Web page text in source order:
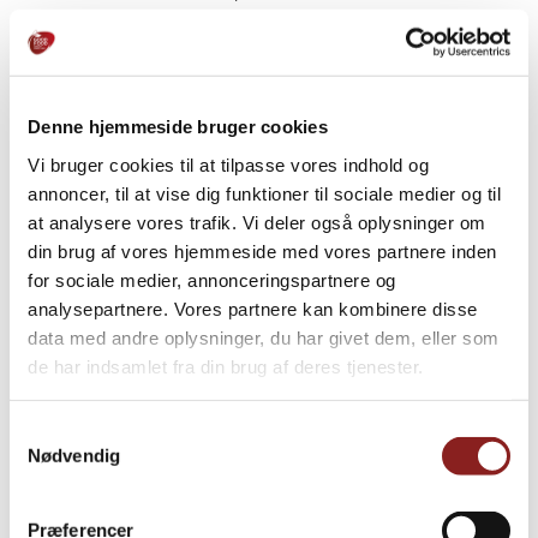
Denne hjemmeside bruger cookies
Vi bruger cookies til at tilpasse vores indhold og
annoncer, til at vise dig funktioner til sociale medier og til
at analysere vores trafik. Vi deler også oplysninger om
din brug af vores hjemmeside med vores partnere inden
for sociale medier, annonceringspartnere og
analysepartnere. Vores partnere kan kombinere disse
data med andre oplysninger, du har givet dem, eller som
de har indsamlet fra din brug af deres tjenester.
Nødvendig
Præferencer
der Good Food Group wird im Jahr 2021
voraussichtlich rund 1.400 Mio. DKK betragen.
Die Good Food Group ist seit 2019 im Besitz von Maj
Invest Equity.
Weitere Neuigkeiten